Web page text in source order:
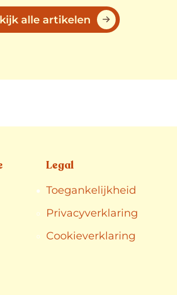
alle artikelen
Legal
Toegankelijkheid
Privacyverklaring
Cookieverklaring